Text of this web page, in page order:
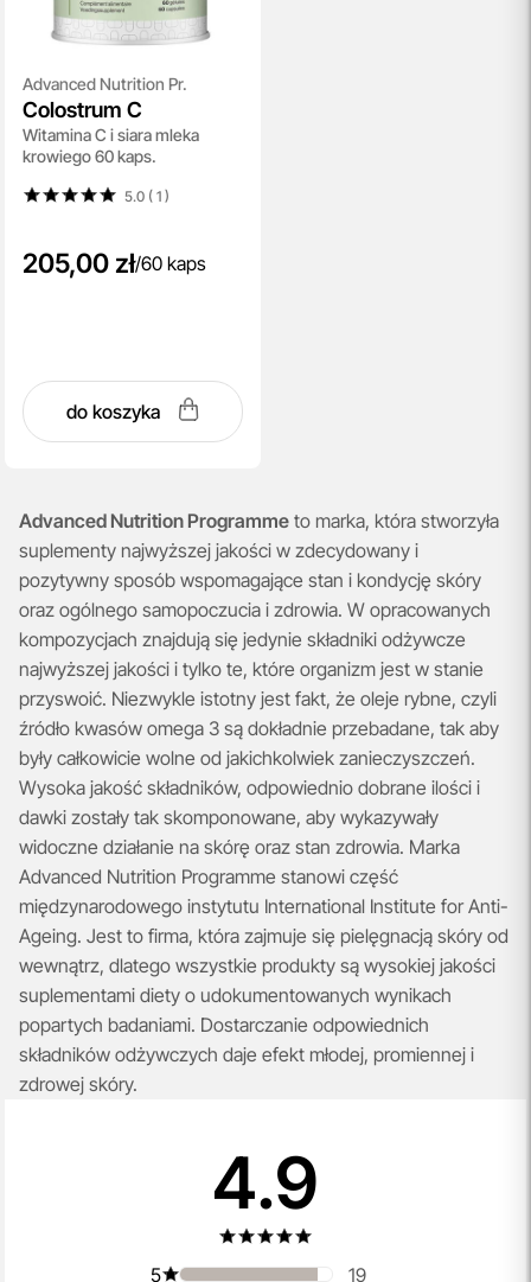
Advanced Nutrition Pr.
Colostrum C
Witamina C i siara mleka
krowiego 60 kaps.
5.0 ( 1)
205,00 zł/60 kaps
do koszyka
Advanced Nutrition Programme to marka, która stworzyła
suplementy najwyższej jakości w zdecydowany i
pozytywny sposób wspomagające stan i kondycję skóry
oraz ogólnego samopoczucia i zdrowia. W opracowanych
kompozycjach znajdują się jedynie składniki odżywcze
najwyższej jakości i tylko te, które organizm jest w stanie
przyswoić. Niezwykle istotny jest fakt, że oleje rybne, czyli
źródło kwasów omega 3 są dokładnie przebadane, tak aby
były całkowicie wolne od jakichkolwiek zanieczyszczeń.
Wysoka jakość składników, odpowiednio dobrane ilości i
dawki zostały tak skomponowane, aby wykazywały
widoczne działanie na skórę oraz stan zdrowia. Marka
Advanced Nutrition Programme stanowi część
międzynarodowego instytutu International Institute for Anti-
Ageing. Jest to firma, która zajmuje się pielęgnacją skóry od
wewnątrz, dlatego wszystkie produkty są wysokiej jakości
suplementami diety o udokumentowanych wynikach
popartych badaniami. Dostarczanie odpowiednich
składników odżywczych daje efekt młodej, promiennej i
zdrowej skóry.
4.9
5
19